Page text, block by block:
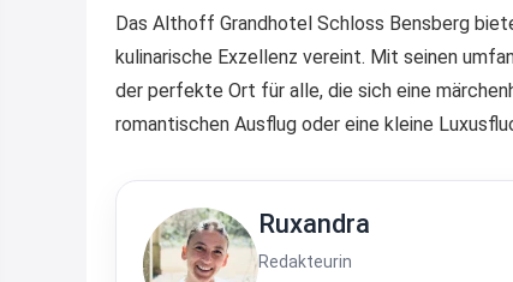
Das Althoff Grandhotel Schloss Bensberg
kulinarische Exzellenz vereint. Mit seinen
der perfekte Ort für alle, die sich eine
romantischen Ausflug oder eine kleine
Ruxandra
Redakteurin